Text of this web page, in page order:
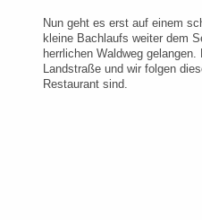
Nun geht es erst auf einem
kleine Bachlaufs weiter dem
herrlichen Waldweg
Landstraße und wir folgen
Restaurant sind.